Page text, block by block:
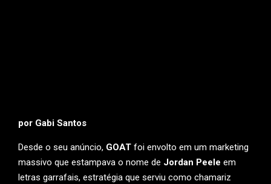
por Gabi Santos
Desde o seu anúncio, GOAT foi envolto em um marketing
massivo que estampava o nome de Jordan Peele em
letras garrafais, estratégia que serviu como chamariz